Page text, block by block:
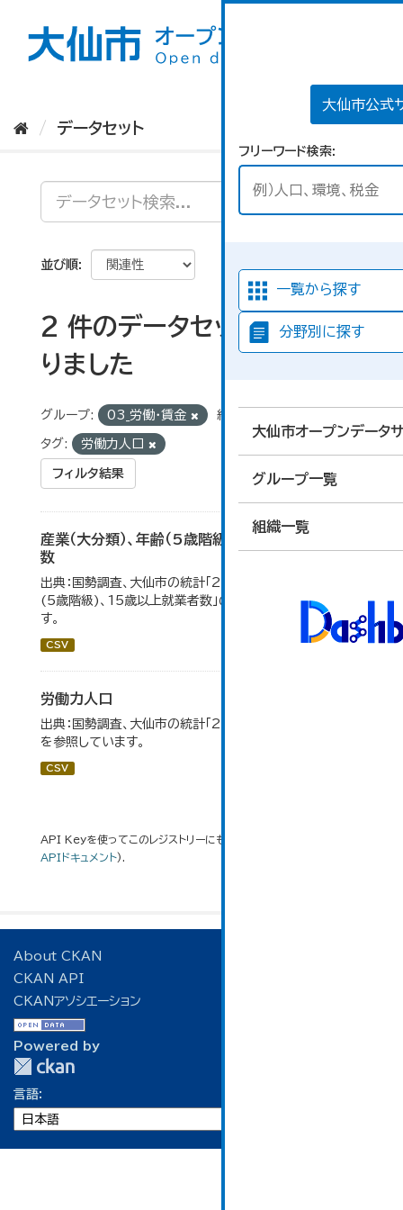
大仙市公式
フリーワード検索
一覧から探す
分野別に探す
大仙市オープンデータ
グループ一覧
組織一覧
データセット
並び順
2 件のデータセットが見つか
りました
グループ: 03_労働・賃金 組織:
タグ: 労働力人口
フィルタ結果
産業（大分類）、年齢（5歳階級）、15歳以上就業者
数
出典：国勢調査、大仙市の統計「2-7 産業(大分類)、年齢
(5歳階級)、15歳以上就業者数」のデータを参照していま
す。
CSV
労働力人口
出典：国勢調査、大仙市の統計「2-6 労働力人口」のデータ
を参照しています。
CSV
API Keyを使ってこのレジストリーにもアクセス可能です
APIドキュメント).
About CKAN
CKAN API
CKANアソシエーション
Powered by
言語